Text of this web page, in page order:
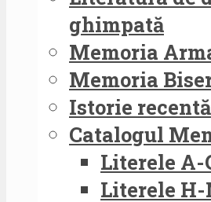
ghimpată
Memoria
Memoria
Istorie recentă
Catalogul
Literele A-
Literele H-